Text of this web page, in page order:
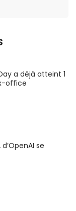
a déjà atteint 1
office
se